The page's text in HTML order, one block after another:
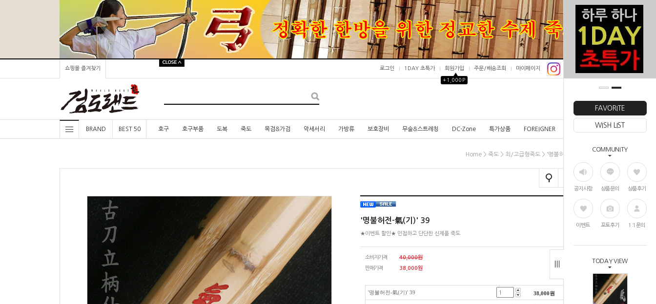
FAVORITE
WISH LIST
COMMUNITY
공지사항 상품문의 상품후기
이벤트 포토후기 1:1문의
TODAY VIEW
쇼핑몰 즐겨찾기 로그인 1DAY 초특가 회원가입
▲
+1,000P
주문/배송조회 마이페이지
BRAND BEST 50 호구 호구부품 도복 죽도 목검&가검 악세서리 가방류 보호장비 무술&스트레칭 DC-Zone 특가상품 FOREIGNER
Home > 죽도 > 최/고급형죽도 > '명불허전-氣(기)' 39
'명불허전-氣(기)' 39
★이벤트 할인★ 민첩하고 단단한 신제품 죽도
소비자가격
40,000원
판매가격
38,000원
'명불허전-氣(기)' 39 38,000원